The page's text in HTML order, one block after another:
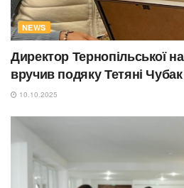
NEWS
Директор Тернопільської
вручив подяку Тетяні Чубак
10.10.2025